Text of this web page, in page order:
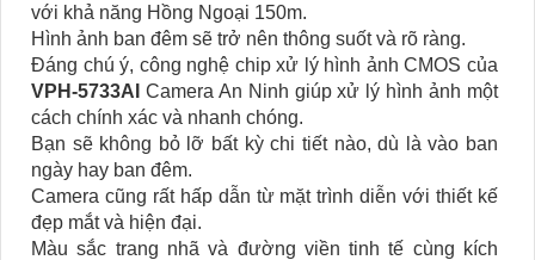
với khả năng Hồng Ngoại 150m.
Hình ảnh ban đêm sẽ trở nên thông suốt và rõ ràng.
Đáng chú ý, công nghệ chip xử lý hình ảnh CMOS của
VPH-5733AI Camera An Ninh giúp xử lý hình ảnh một
cách chính xác và nhanh chóng.
Bạn sẽ không bỏ lỡ bất kỳ chi tiết nào, dù là vào ban
ngày hay ban đêm.
Camera cũng rất hấp dẫn từ mặt trình diễn với thiết kế
đẹp mắt và hiện đại.
Màu sắc trang nhã và đường viền tinh tế cùng kích